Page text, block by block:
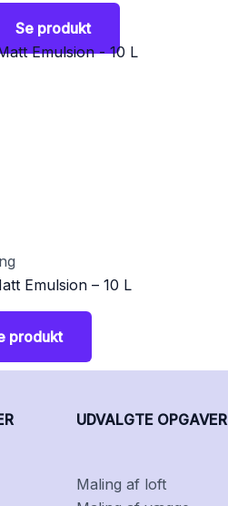
Se produkt
Emulsion – 10 L
produkt
UDVALGTE OPGAVER
Maling af loft